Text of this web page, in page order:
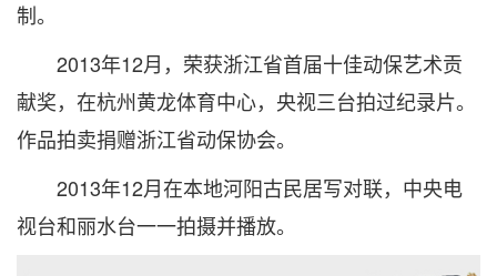
制。
2013年12月，荣获浙江省首届十佳动保艺术贡
献奖，在杭州黄龙体育中心，央视三台拍过纪录片。
作品拍卖捐赠浙江省动保协会。
2013年12月在本地河阳古民居写对联，中央电
视台和丽水台一一拍摄并播放。